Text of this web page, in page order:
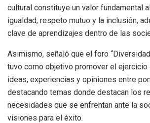
cultural constituye un valor fundamental
igualdad, respeto mutuo y la inclusión,
clave de aprendizajes dentro de las
Asimismo, señaló que el foro
tuvo como objetivo promover el ejercicio
ideas, experiencias y opiniones entre
destacando temas donde destacan los
necesidades que se enfrentan ante la
visiones para el éxito.